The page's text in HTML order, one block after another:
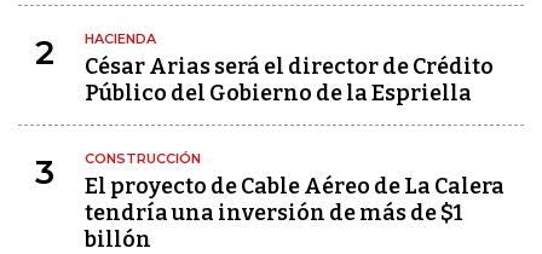
2 HACIENDA
César Arias será el director de Crédito
Público del Gobierno de la Espriella
3 CONSTRUCCIÓN
El proyecto de Cable Aéreo de La Calera
tendría una inversión de más de $1
billón